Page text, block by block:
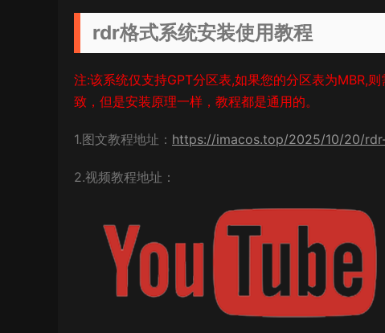
rdr格式系统安装使用教程
注:该系统仅支持GPT分区表,如果您的分区表为MBR,
致，但是安装原理一样，教程都是通用的。
1.图文教程地址： https://imacos.top/2025/10/20/
2.视频教程地址：